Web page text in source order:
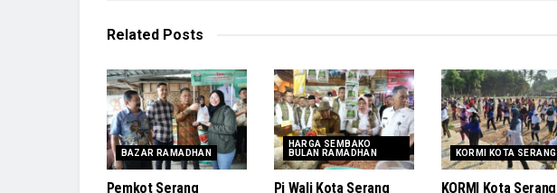
Related Posts
BAZAR RAMADHAN
Pemkot Serang
HARGA SEMBAKO
BULAN RAMADHAN
Pj Wali Kota Serang
KORMI KOTA SERANG
KORMI Kota Serang